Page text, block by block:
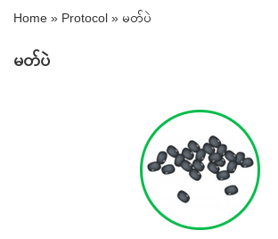
Home » Protocol » မတ်ပဲ
မတ်ပဲ